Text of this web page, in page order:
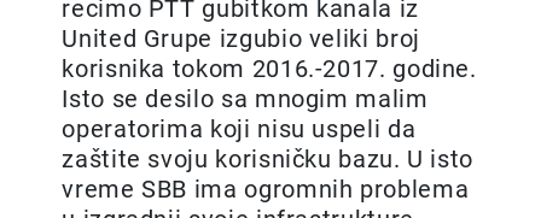
recimo PTT gubitkom kanala iz
United Grupe izgubio veliki broj
korisnika tokom 2016.-2017. godine.
Isto se desilo sa mnogim malim
operatorima koji nisu uspeli da
zaštite svoju korisničku bazu. U isto
vreme SBB ima ogromnih problema